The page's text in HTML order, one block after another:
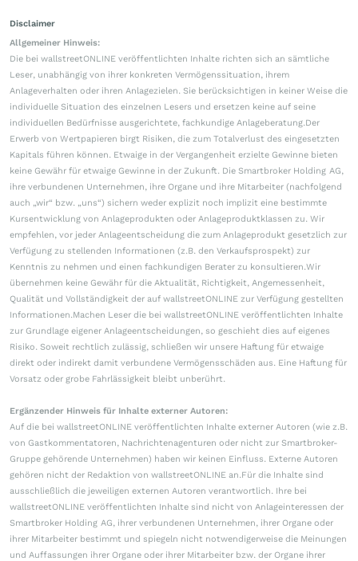
Disclaimer
Allgemeiner Hinweis:
Die bei wallstreetONLINE veröffentlichten Inhalte richten sich an sämtliche
Leser, unabhängig von ihrer konkreten Vermögenssituation, ihrem
Anlageverhalten oder ihren Anlagezielen. Sie berücksichtigen in keiner Weise die
individuelle Situation des einzelnen Lesers und ersetzen keine auf seine
individuellen Bedürfnisse ausgerichtete, fachkundige Anlageberatung.Der
Erwerb von Wertpapieren birgt Risiken, die zum Totalverlust des eingesetzten
Kapitals führen können. Etwaige in der Vergangenheit erzielte Gewinne bieten
keine Gewähr für etwaige Gewinne in der Zukunft. Die Smartbroker Holding AG,
ihre verbundenen Unternehmen, ihre Organe und ihre Mitarbeiter (nachfolgend
auch „wir“ bzw. „uns“) sichern weder explizit noch implizit eine bestimmte
Kursentwicklung von Anlageprodukten oder Anlageproduktklassen zu. Wir
empfehlen, vor jeder Anlageentscheidung die zum Anlageprodukt gesetzlich zur
Verfügung zu stellenden Informationen (z.B. den Verkaufsprospekt) zur
Kenntnis zu nehmen und einen fachkundigen Berater zu konsultieren.Wir
übernehmen keine Gewähr für die Aktualität, Richtigkeit, Angemessenheit,
Qualität und Vollständigkeit der auf wallstreetONLINE zur Verfügung gestellten
Informationen.Machen Leser die bei wallstreetONLINE veröffentlichten Inhalte
zur Grundlage eigener Anlageentscheidungen, so geschieht dies auf eigenes
Risiko. Soweit rechtlich zulässig, schließen wir unsere Haftung für etwaige
direkt oder indirekt damit verbundene Vermögensschäden aus. Eine Haftung für
Vorsatz oder grobe Fahrlässigkeit bleibt unberührt.
Ergänzender Hinweis für Inhalte externer Autoren:
Auf die bei wallstreetONLINE veröffentlichten Inhalte externer Autoren (wie z.B.
von Gastkommentatoren, Nachrichtenagenturen oder nicht zur Smartbroker-
Gruppe gehörende Unternehmen) haben wir keinen Einfluss. Externe Autoren
gehören nicht der Redaktion von wallstreetONLINE an.Für die Inhalte sind
ausschließlich die jeweiligen externen Autoren verantwortlich. Ihre bei
wallstreetONLINE veröffentlichten Inhalte sind nicht von Anlageinteressen der
Smartbroker Holding AG, ihrer verbundenen Unternehmen, ihrer Organe oder
ihrer Mitarbeiter bestimmt und spiegeln nicht notwendigerweise die Meinungen
und Auffassungen ihrer Organe oder ihrer Mitarbeiter bzw. der Organe ihrer